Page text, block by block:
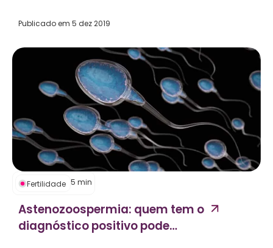
Publicado em 5 dez 2019
Fertilidade 5 min
Astenozoospermia: quem tem o
diagnóstico positivo pode